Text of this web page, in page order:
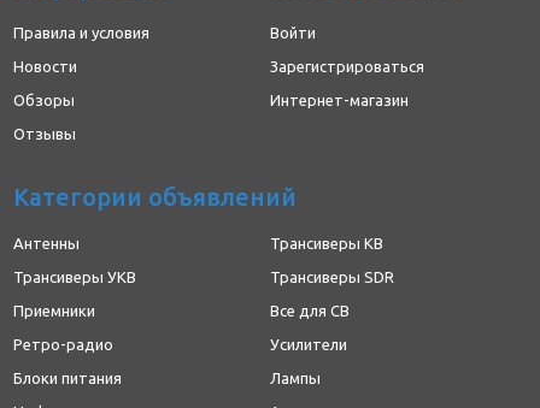
Правила и условия
Новости
Обзоры
Отзывы
Войти
Зарегистрироваться
Интернет-магазин
Категории объявлений
Антенны
Трансиверы КВ
Трансиверы УКВ
Трансиверы SDR
Приемники
Все для CB
Ретро-радио
Усилители
Блоки питания
Лампы